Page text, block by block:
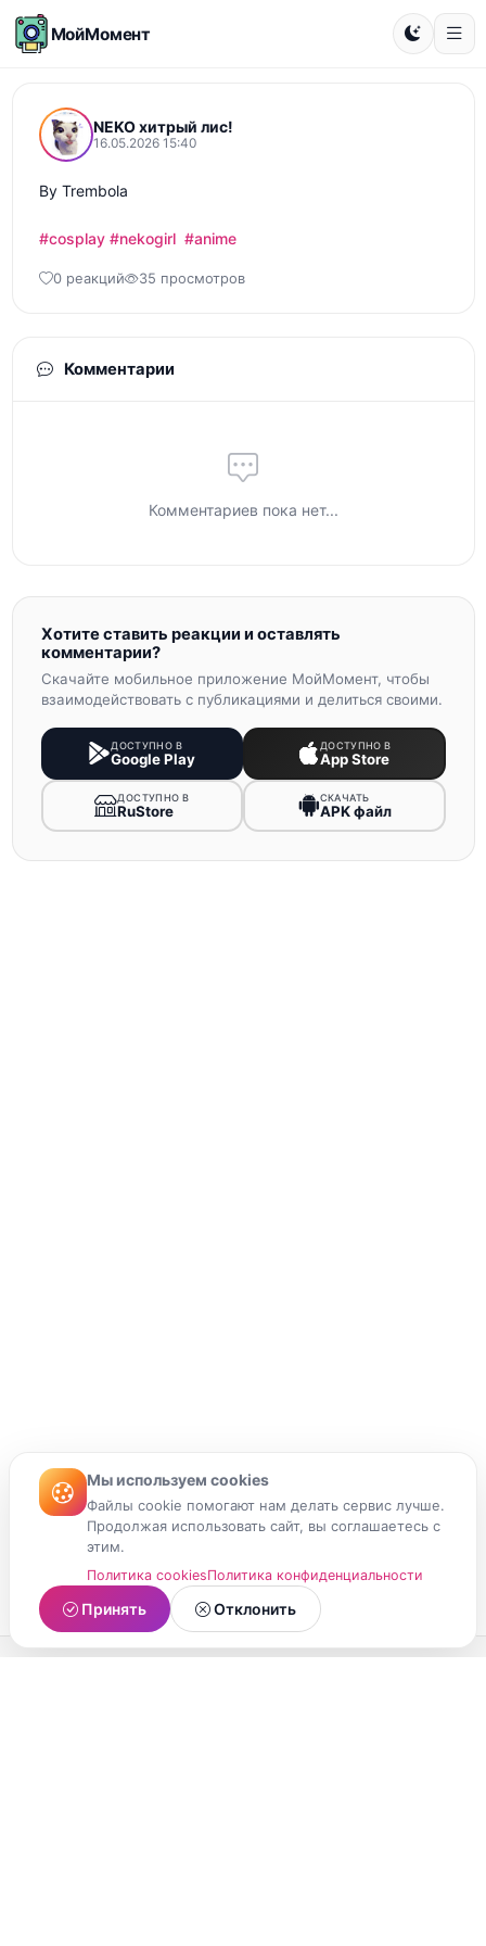
МойМомент
NEKO хитрый лис!
16.05.2026 15:40
By Trembola
#cosplay #nekogirl #anime
0 реакций 35 просмотров
Комментарии
Комментариев пока нет...
Хотите ставить реакции и оставлять
комментарии?
Скачайте мобильное приложение МойМомент, чтобы
взаимодействовать с публикациями и делиться своими.
ДОСТУПНО В
Google Play
ДОСТУПНО В
App Store
ДОСТУПНО В
RuStore
СКАЧАТЬ
APK файл
Мы используем cookies
Файлы cookie помогают нам делать сервис лучше.
Продолжая использовать сайт, вы соглашаетесь с
этим.
Политика cookiesПолитика конфиденциальности
Принять Отклонить